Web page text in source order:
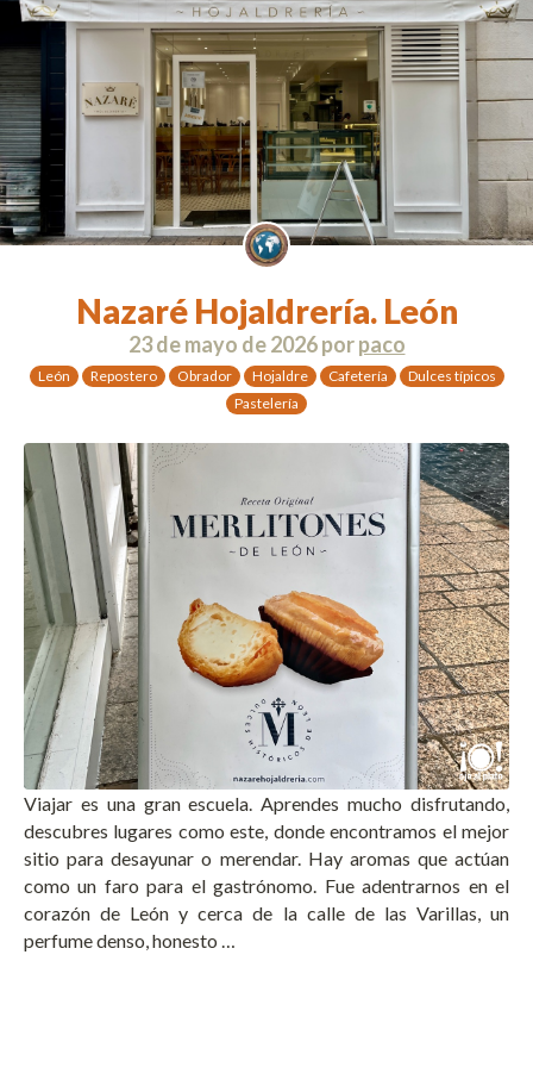
Nazaré Hojaldrería. León
23 de mayo de 2026porpaco
León Repostero Obrador Hojaldre Cafetería
Dulces típicos
Pastelería
Viajar es una gran escuela. Aprendes mucho disfrutando,
descubres lugares como este, donde encontramos el mejor
sitio para desayunar o merendar. Hay aromas que actúan
como un faro para el gastrónomo. Fue adentrarnos en el
corazón de León y cerca de la calle de las Varillas, un
perfume denso, honesto …